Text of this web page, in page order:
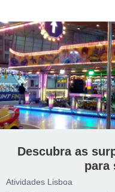
Descubra as
para
Atividades Lisboa